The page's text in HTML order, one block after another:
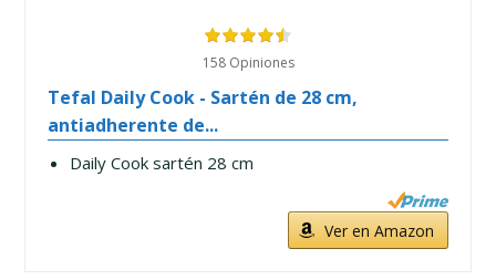
158 Opiniones
Tefal Daily Cook - Sartén de 28 cm,
antiadherente de...
Daily Cook sartén 28 cm
Ver en Amazon